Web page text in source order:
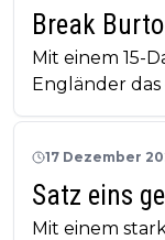
Break
Mit einem 15-
Engländer das
17 Dezember
Satz eins
Mit einem